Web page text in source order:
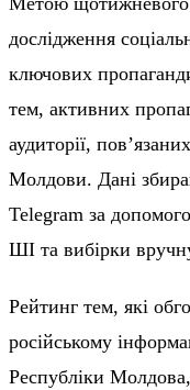
дослідження
ключових
тем, активних
аудиторії,
Молдови. Дані
Telegram за
ШІ та вибірки
Рейтинг тем, які
російському
Республіки